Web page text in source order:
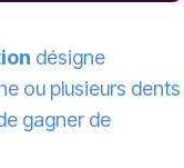
désigne
ou plusieurs dents
gagner de